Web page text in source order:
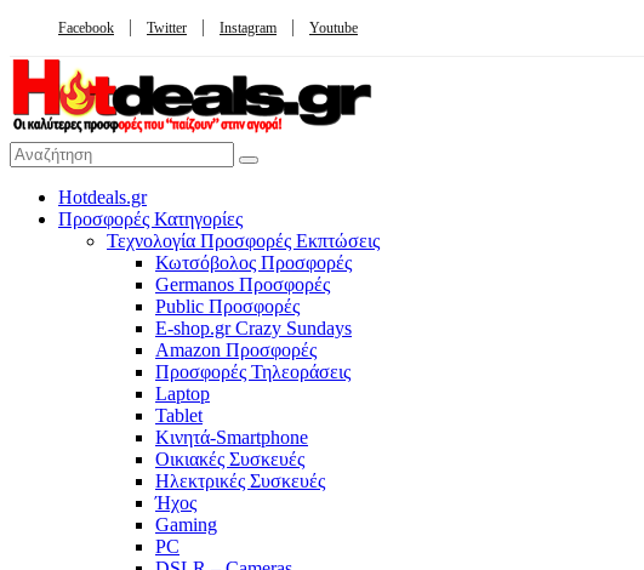
Facebook Twitter Instagram Youtube
Hotdeals.gr
Προσφορές Κατηγορίες
Τεχνολογία Προσφορές Εκπτώσεις
Κωτσόβολος Προσφορές
Germanos Προσφορές
Public Προσφορές
E-shop.gr Crazy Sundays
Amazon Προσφορές
Προσφορές Τηλεοράσεις
Laptop
Tablet
Κινητά-Smartphone
Οικιακές Συσκευές
Hλεκτρικές Συσκευές
Ήχος
Gaming
PC